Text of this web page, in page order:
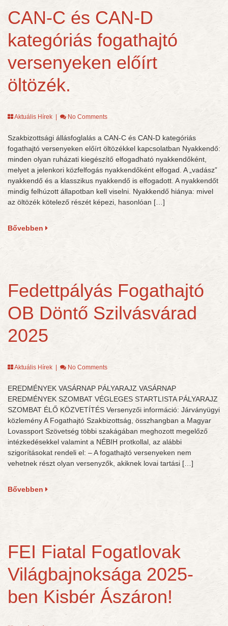
CAN-C és CAN-D
kategóriás fogathajtó
versenyeken előírt
öltözék.
Aktuális Hírek No Comments
Szakbizottsági állásfoglalás a CAN-C és CAN-D kategóriás
fogathajtó versenyeken előírt öltözékkel kapcsolatban Nyakkendő:
minden olyan ruházati kiegészítő elfogadható nyakkendőként,
melyet a jelenkori közfelfogás nyakkendőként elfogad. A „vadász”
nyakkendő és a klasszikus nyakkendő is elfogadott. A nyakkendőt
mindig felhúzott állapotban kell viselni. Nyakkendő hiánya: mivel
az öltözék kötelező részét képezi, hasonlóan […]
Bővebben
Fedettpályás Fogathajtó
OB Döntő Szilvásvárad
2025
Aktuális Hírek No Comments
EREDMÉNYEK VASÁRNAP PÁLYARAJZ VASÁRNAP
EREDMÉNYEK SZOMBAT VÉGLEGES STARTLISTA PÁLYARAJZ
SZOMBAT ÉLŐ KÖZVETÍTÉS Versenyzői információ: Járványügyi
közlemény A Fogathajtó Szakbizottság, összhangban a Magyar
Lovassport Szövetség többi szakágában meghozott megelőző
intézkedésekkel valamint a NÉBIH protkollal, az alábbi
szigorításokat rendeli el: – A fogathajtó versenyeken nem
vehetnek részt olyan versenyzők, akiknek lovai tartási […]
Bővebben
FEI Fiatal Fogatlovak
Világbajnoksága 2025-
ben Kisbér Ászáron!